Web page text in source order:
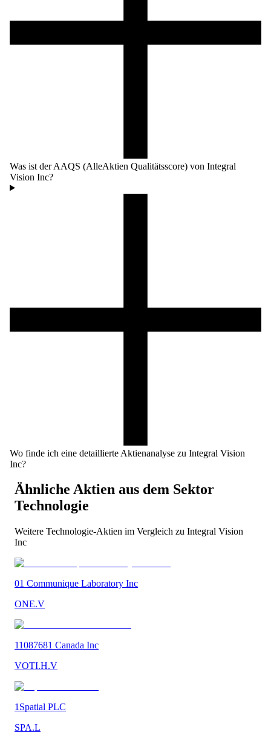
Was ist der AAQS (AlleAktien Qualitätsscore) von Integral
Vision Inc?
Wo finde ich eine detaillierte Aktienanalyse zu Integral Vision
Inc?
Ähnliche Aktien aus dem Sektor
Technologie
Weitere Technologie-Aktien im Vergleich zu Integral Vision
Inc
01 Communique Laboratory Inc
ONE.V
11087681 Canada Inc
VOTI.H.V
1Spatial PLC
SPA.L